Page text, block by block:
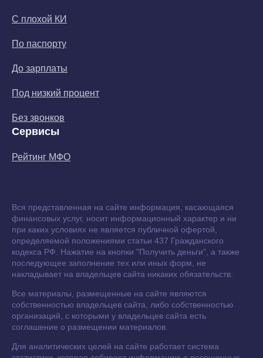
С плохой КИ
По паспорту
До зарплаты
Под низкий процент
Без звонков
Сервисы
Рейтинг МФО
Вся представленная на сайте информация, касающаяся
финансовых услуг, носит информационный характер и ни
при каких условиях не является публичной офертой,
определяемой положениями статьи 437 Гражданского
кодекса РФ. Нажатие на кнопки "Получить деньги", а также
последующее заполнение тех или иных форм, не
накладывает на владельцев сайта никаких обязательств.
Все материалы, размещенные на сайте являются
собственностью владельцев сайта, либо собственностью
организаций, с которыми у владельцев сайта есть
соглашение о размещении материалов.
Для аналитических целей на сайте работает система